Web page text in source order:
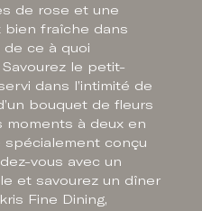
de rose et une
bien fraîche dans
ce à quoi
le petit-
dans l’intimité de
bouquet de fleurs
moments à deux en
spécialement conçu
vous avec un
et savourez un dîner
Fine Dining,